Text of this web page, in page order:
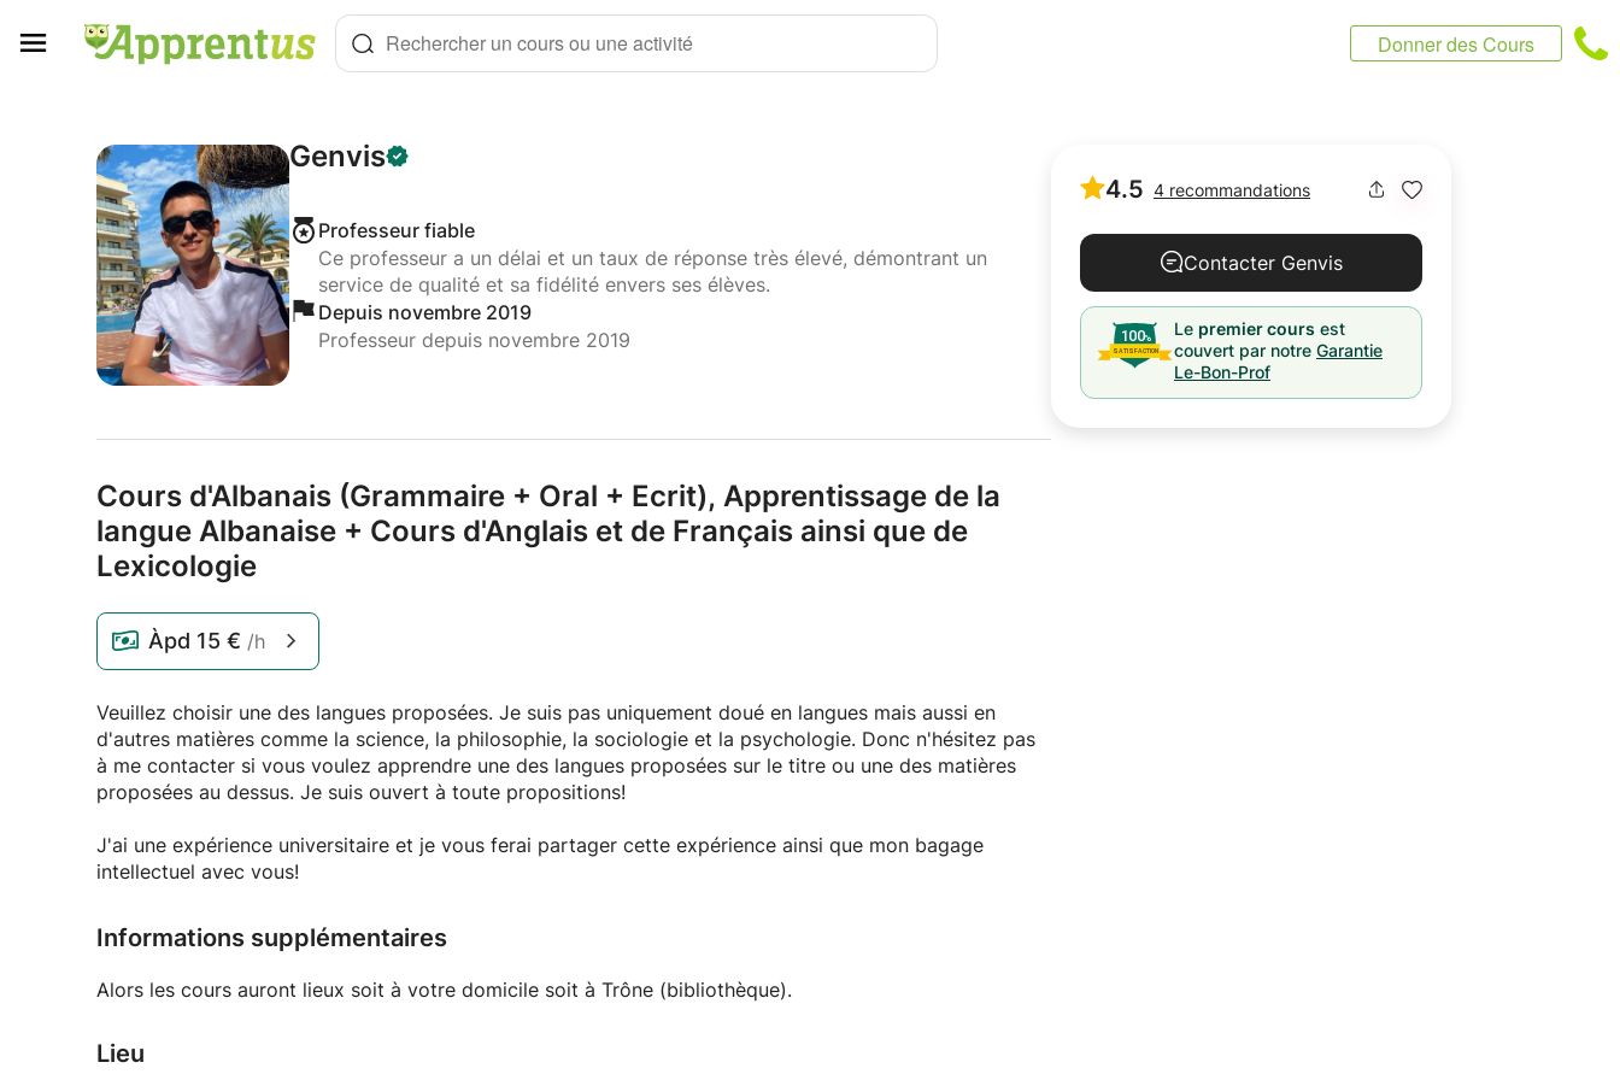
Rechercher un cours ou une activité Donner des Cours
Genvis
Professeur fiable
Ce professeur a un délai et un taux de réponse très élevé, démontrant un
service de qualité et sa fidélité envers ses élèves.
Depuis novembre 2019
Professeur depuis novembre 2019
Cours d'Albanais (Grammaire + Oral + Ecrit), Apprentissage de la
langue Albanaise + Cours d'Anglais et de Français ainsi que de
Lexicologie
Àpd 15 € /h
Veuillez choisir une des langues proposées. Je suis pas uniquement doué en langues mais aussi en
d'autres matières comme la science, la philosophie, la sociologie et la psychologie. Donc n'hésitez pas
à me contacter si vous voulez apprendre une des langues proposées sur le titre ou une des matières
proposées au dessus. Je suis ouvert à toute propositions!
J'ai une expérience universitaire et je vous ferai partager cette expérience ainsi que mon bagage
intellectuel avec vous!
Informations supplémentaires
Alors les cours auront lieux soit à votre domicile soit à Trône (bibliothèque).
Lieu
4.5 4 recommandations
Contacter Genvis
Le premier cours est
couvert par notre Garantie
Le-Bon-Prof